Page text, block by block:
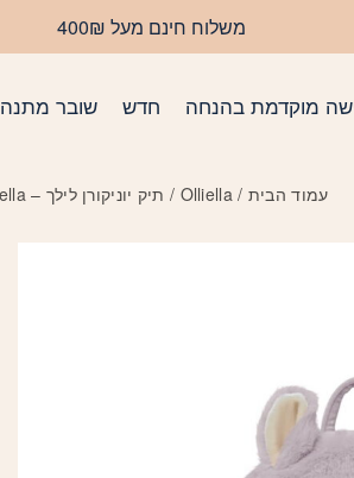
משלוח חינם מעל 400₪
מוקדמת בהנחה חדש שובר מתנה
עמוד הבית /
Olliella / תיק יוניקורן לילך – Olliella